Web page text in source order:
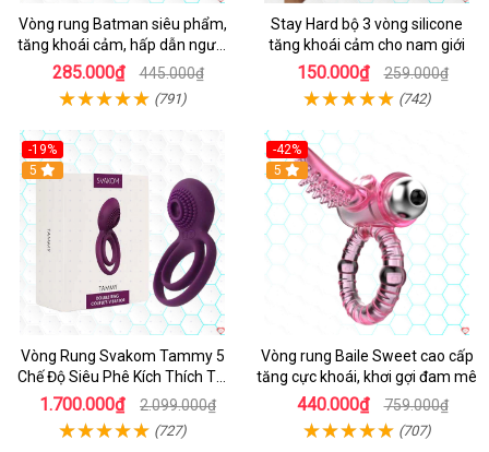
Vòng rung Batman siêu phẩm,
tăng khoái cảm, hấp dẫn người
dùng
285.000₫ 445.000₫
(791)
Stay Hard bộ 3 vòng silicone
tăng khoái cảm cho nam giới
150.000₫ 259.000₫
(742)
-19%
5
Vòng Rung Svakom Tammy 5
Chế Độ Siêu Phê Kích Thích Tối
Đa
1.700.000₫ 2.099.000₫
(727)
-42%
5
Vòng rung Baile Sweet cao cấp
tăng cực khoái, khơi gợi đam mê
440.000₫ 759.000₫
(707)